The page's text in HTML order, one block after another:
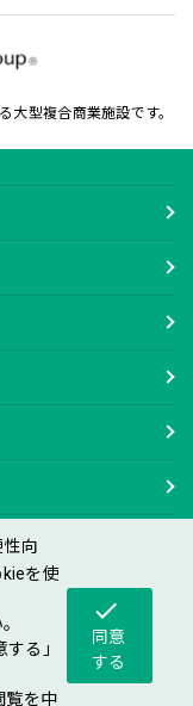
大型複合商業施設です。
向
を使
る」
覧を中
check
同意
する